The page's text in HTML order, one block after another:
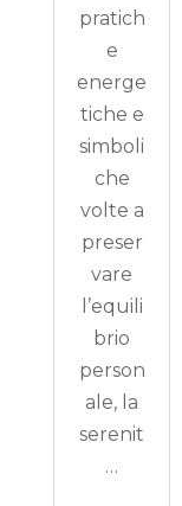
pratich
e
energe
tiche e
simboli
che
volte a
preser
vare
l’equili
brio
person
ale, la
serenit
…